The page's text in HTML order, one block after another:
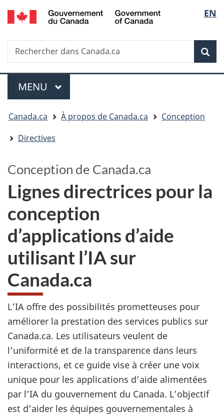
Passer
au
principal
Passer
à
version
simplifiée
langue
EN
Recherche
Rechercher
dans
Menu
MENU PRINCIPAL
êtes
ici
Canada.ca À propos de Canada.ca
Conception
Directives
Lignes directrices pour la
conception
d’applications d’aide
utilisant l’IA sur
Canada.ca
Conception de Canada.ca
L’IA offre des possibilités prometteuses pour
améliorer la prestation des services publics sur
Canada.ca. Les utilisateurs veulent de
l’uniformité et de la transparence dans leurs
interactions, et ce guide vise à créer une voix
unique pour les applications d’aide alimentées
par l’IA du gouvernement du Canada. L’objectif
est d’aider les équipes gouvernementales à